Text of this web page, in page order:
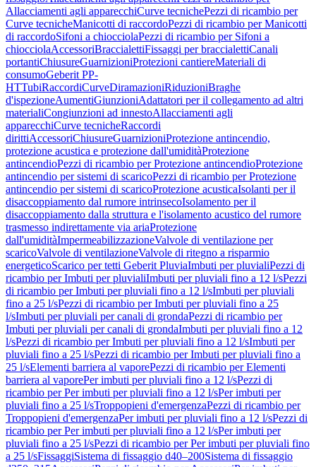
Allacciamenti agli apparecchiCurve tecnichePezzi di ricambio per
Curve tecnicheManicotti di raccordoPezzi di ricambio per Manicotti
di raccordoSifoni a chiocciolaPezzi di ricambio per Sifoni a
chiocciolaAccessoriBraccialettiFissaggi per braccialettiCanali
portantiChiusureGuarnizioniProtezioni cantiereMateriali di
consumoGeberit PP-
HTTubiRaccordiCurveDiramazioniRiduzioniBraghe
d'ispezioneAumentiGiunzioniAdattatori per il collegamento ad altri
materialiCongiunzioni ad innestoAllacciamenti agli
apparecchiCurve tecnicheRaccordi
dirittiAccessoriChiusureGuarnizioniProtezione antincendio,
protezione acustica e protezione dall'umiditàProtezione
antincendioPezzi di ricambio per Protezione antincendioProtezione
antincendio per sistemi di scaricoPezzi di ricambio per Protezione
antincendio per sistemi di scaricoProtezione acusticaIsolanti per il
disaccoppiamento dal rumore intrinsecoIsolamento per il
disaccoppiamento dalla struttura e l'isolamento acustico del rumore
trasmesso indirettamente via ariaProtezione
dall'umiditàImpermeabilizzazioneValvole di ventilazione per
scaricoValvole di ventilazioneValvole di ritegno a risparmio
energeticoScarico per tetti Geberit PluviaImbuti per pluvialiPezzi di
ricambio per Imbuti per pluvialiImbuti per pluviali fino a 12 l/sPezzi
di ricambio per Imbuti per pluviali fino a 12 l/sImbuti per pluviali
fino a 25 l/sPezzi di ricambio per Imbuti per pluviali fino a 25
l/sImbuti per pluviali per canali di grondaPezzi di ricambio per
Imbuti per pluviali per canali di grondaImbuti per pluviali fino a 12
l/sPezzi di ricambio per Imbuti per pluviali fino a 12 l/sImbuti per
pluviali fino a 25 l/sPezzi di ricambio per Imbuti per pluviali fino a
25 l/sElementi barriera al vaporePezzi di ricambio per Elementi
barriera al vaporePer imbuti per pluviali fino a 12 l/sPezzi di
ricambio per Per imbuti per pluviali fino a 12 l/sPer imbuti per
pluviali fino a 25 l/sTroppopieni d'emergenzaPezzi di ricambio per
Troppopieni d'emergenzaPer imbuti per pluviali fino a 12 l/sPezzi di
ricambio per Per imbuti per pluviali fino a 12 l/sPer imbuti per
pluviali fino a 25 l/sPezzi di ricambio per Per imbuti per pluviali fino
a 25 l/sFissaggiSistema di fissaggio d40–200Sistema di fissaggio